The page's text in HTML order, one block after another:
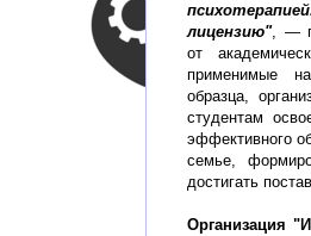
лицензию", —
от
применимые
образца,
студентам
эффективного
семье,
достигать
Организация